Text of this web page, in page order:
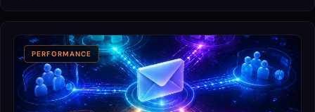
PERFORMANCE